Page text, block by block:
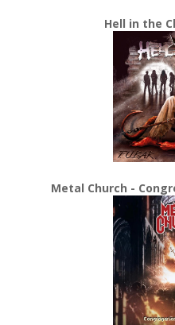
Hell in the
Metal Church -